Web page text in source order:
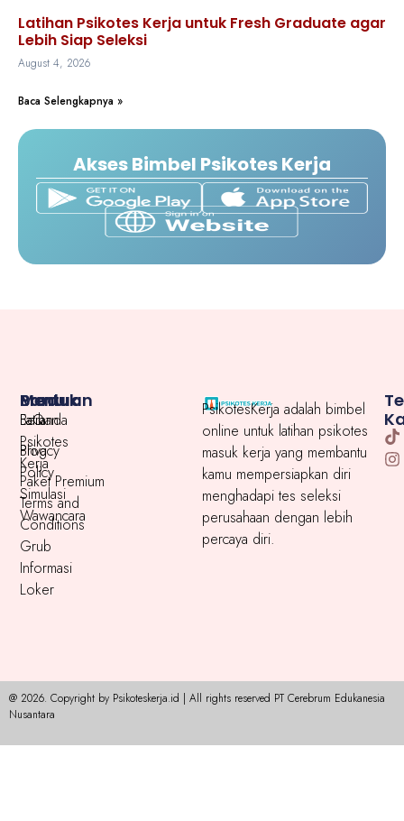
Latihan Psikotes Kerja untuk Fresh Graduate agar
Lebih Siap Seleksi
August 4, 2026
Baca Selengkapnya »
Akses Bimbel Psikotes Kerja
PsikotesKerja adalah bimbel
online untuk latihan psikotes
masuk kerja yang membantu
kamu mempersiapkan diri
menghadapi tes seleksi
perusahaan dengan lebih
percaya diri.
Menu
Beranda
Blog
Paket Premium
Produk
Latihan
Psikotes
Kerja
Simulasi
Wawancara
Grub
Informasi
Loker
Bantuan
FaQ
Privacy
Policy
Terms and
Conditions
@ 2026. Copyright by Psikoteskerja.id | All rights reserved PT Cerebrum Edukanesia
Nusantara​